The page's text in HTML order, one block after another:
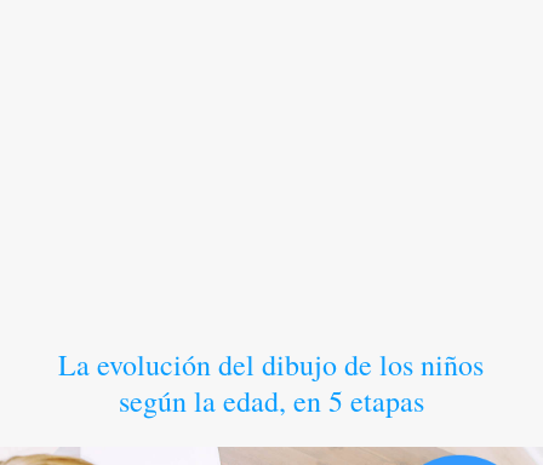
La evolución del dibujo de los niños
según la edad, en 5 etapas